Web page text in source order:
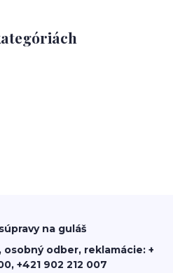
na guláš
odber, reklamácie: +
+421 902 212 007